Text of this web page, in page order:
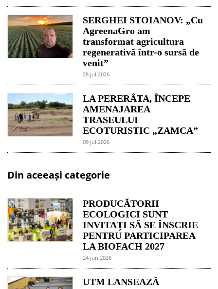
SERGHEI STOIANOV: „Cu
AgreenaGro am
transformat agricultura
regenerativă într-o sursă de
venit”
28 jul 2026
LA PERERÂTA, ÎNCEPE
AMENAJAREA
TRASEULUI
ECOTURISTIC „ZAMCA”
09 jul 2026
Din aceeași categorie
PRODUCĂTORII
ECOLOGICI SUNT
INVITAȚI SĂ SE ÎNSCRIE
PENTRU PARTICIPAREA
LA BIOFACH 2027
24 jun 2026
UTM LANSEAZĂ